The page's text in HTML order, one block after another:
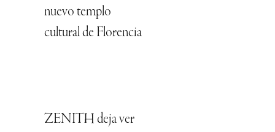
nuevo templo
cultural de Florencia
ZENITH deja ver